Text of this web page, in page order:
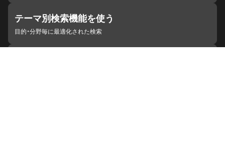
テーマ別検索機能を使う
目的・分野毎に最適化された検索